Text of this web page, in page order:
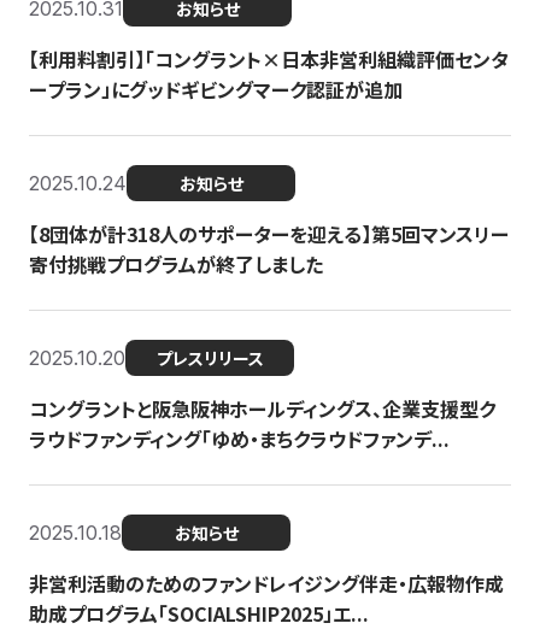
2025.10.31 お知らせ
【利用料割引】「コングラント×日本非営利組織評価センタ
ープラン」にグッドギビングマーク認証が追加
2025.10.24 お知らせ
【8団体が計318人のサポーターを迎える】​​第5回マンスリー
寄付挑戦プログラムが終了しました
2025.10.20 プレスリリース
コングラントと阪急阪神ホールディングス、企業支援型ク
ラウドファンディング「ゆめ・まちクラウドファンデ...
2025.10.18 お知らせ
非営利活動のためのファンドレイジング伴走・広報物作成
助成プログラム「SOCIALSHIP2025」エ...